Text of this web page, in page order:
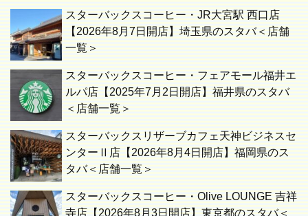
スターバックスコーヒー・JR大宮駅 西口店
【2026年8月7日開店】埼玉県のスタバ＜店舗
一覧＞
スターバックスコーヒー・フェアモール福井エ
ルパ店【2025年7月2日開店】福井県のスタバ
＜店舗一覧＞
スターバックスリザーブカフェ天神ビジネスセ
ンターⅡ店【2026年8月4日開店】福岡県のス
タバ＜店舗一覧＞
スターバックスコーヒー・Olive LOUNGE 吉祥
寺店【2026年8月3日開店】東京都のスタバ＜